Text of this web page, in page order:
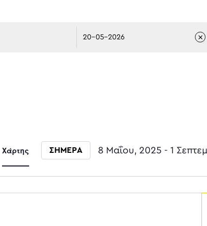
Χάρτης ΣΗΜΕΡΑ 8 Μαΐου, 2025 - 1